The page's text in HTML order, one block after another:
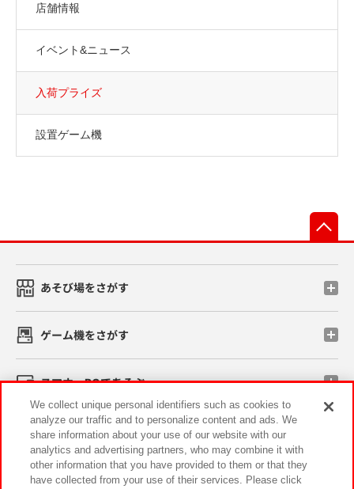
店舗情報
イベント&ニュース
入荷プライズ
設置ゲーム機
あそび場をさがす
ゲーム機をさがす
スマホ・PCであそぶ
イベント・キャンペーン
We collect unique personal identifiers such as cookies to
analyze our traffic and to personalize content and ads. We
share information about your use of our website with our
analytics and advertising partners, who may combine it with
other information that you have provided to them or that they
have collected from your use of their services. Please click